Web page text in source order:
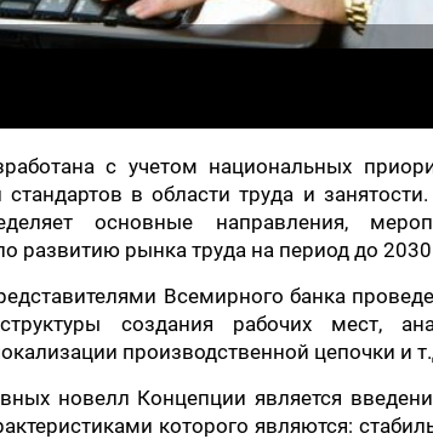
с учетом национальных
стандартов в области труда и
основные направления,
развитию рынка труда на период до 2030
Всемирного банка
создания рабочих мест,
производственной цепочки и
новелл Концепции является
которого являются: